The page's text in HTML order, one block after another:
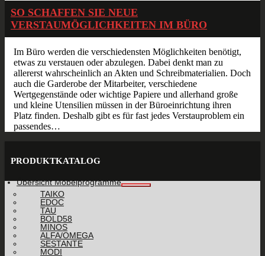
SO SCHAFFEN SIE NEUE
VERSTAUMÖGLICHKEITEN IM BÜRO
Im Büro werden die verschiedensten Möglichkeiten benötigt,
etwas zu verstauen oder abzulegen. Dabei denkt man zu
allererst wahrscheinlich an Akten und Schreibmaterialien. Doch
auch die Garderobe der Mitarbeiter, verschiedene
Wertgegenstände oder wichtige Papiere und allerhand große
und kleine Utensilien müssen in der Büroeinrichtung ihren
Platz finden. Deshalb gibt es für fast jedes Verstauproblem ein
passendes…
PRODUKTKATALOG
Übersicht Möbelprogramme
TAIKO
EDOC
TAU
BOLD58
MINOS
ALFA/OMEGA
SESTANTE
MODI